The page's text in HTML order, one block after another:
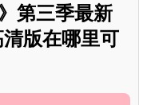
第三季最新
版在哪里可